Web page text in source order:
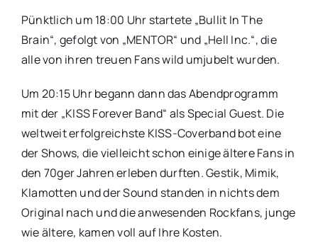
Pünktlich um 18:00 Uhr startete „Bullit In The
Brain“, gefolgt von „MENTOR“ und „Hell Inc.“, die
alle von ihren treuen Fans wild umjubelt wurden.
Um 20:15 Uhr begann dann das Abendprogramm
mit der „KISS Forever Band“ als Special Guest. Die
weltweit erfolgreichste KISS-Coverband bot eine
der Shows, die vielleicht schon einige ältere Fans in
den 70ger Jahren erleben durften. Gestik, Mimik,
Klamotten und der Sound standen in nichts dem
Original nach und die anwesenden Rockfans, junge
wie ältere, kamen voll auf Ihre Kosten.